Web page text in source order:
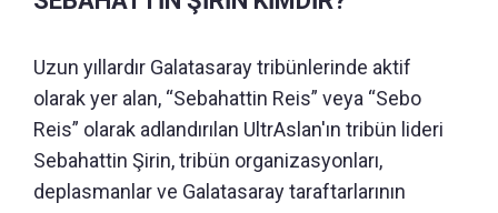
Uzun yıllardır Galatasaray tribünlerinde aktif
olarak yer alan, “Sebahattin Reis” veya “Sebo
Reis” olarak adlandırılan UltrAslan'ın tribün lideri
Sebahattin Şirin, tribün organizasyonları,
deplasmanlar ve Galatasaray taraftarlarının